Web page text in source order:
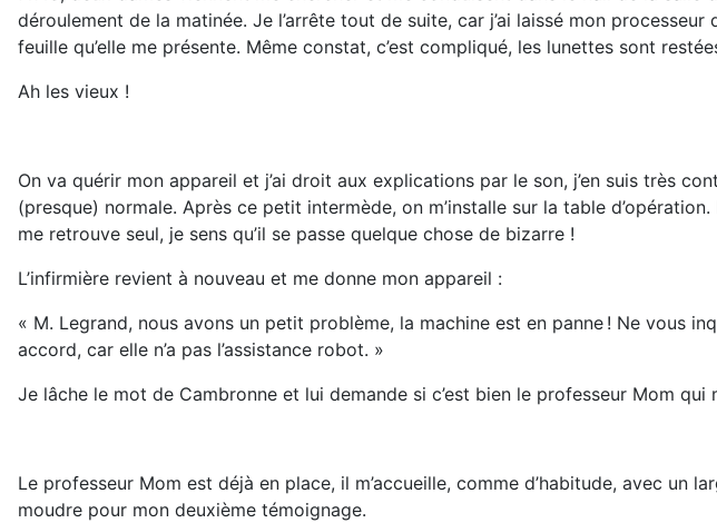
déroulement de la matinée. Je l’arrête tout de suite, car j’ai laissé mon
feuille qu’elle me présente. Même constat, c’est compliqué, les lunettes sont
Ah les vieux !
On va quérir mon appareil et j’ai droit aux explications par le son, j’en suis très
(presque) normale. Après ce petit intermède, on m’installe sur la table
me retrouve seul, je sens qu’il se passe quelque chose de bizarre !
L’infirmière revient à nouveau et me donne mon appareil :
« M. Legrand, nous avons un petit problème, la machine est en panne ! Ne vous
accord, car elle n’a pas l’assistance robot. »
Je lâche le mot de Cambronne et lui demande si c’est bien le professeur Mom
Le professeur Mom est déjà en place, il m’accueille, comme d’habitude, avec
moudre pour mon deuxième témoignage.